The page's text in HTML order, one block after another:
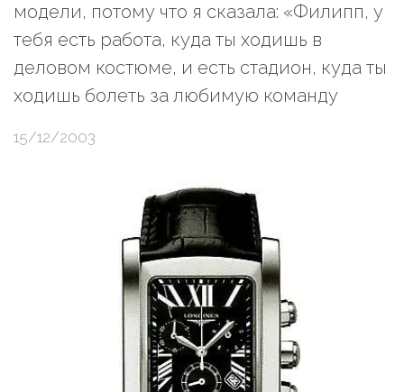
модели, потому что я сказала: «Филипп, у
тебя есть работа, куда ты ходишь в
деловом костюме, и есть стадион, куда ты
ходишь болеть за любимую команду
15/12/2003